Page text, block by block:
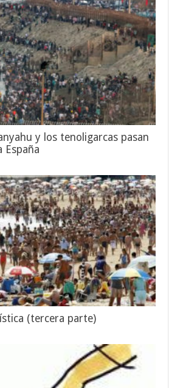
y los tenoligarcas pasan
España
(tercera parte)